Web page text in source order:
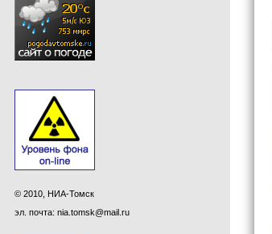
© 2010, НИА-Томск
эл. почта: nia.tomsk@mail.ru